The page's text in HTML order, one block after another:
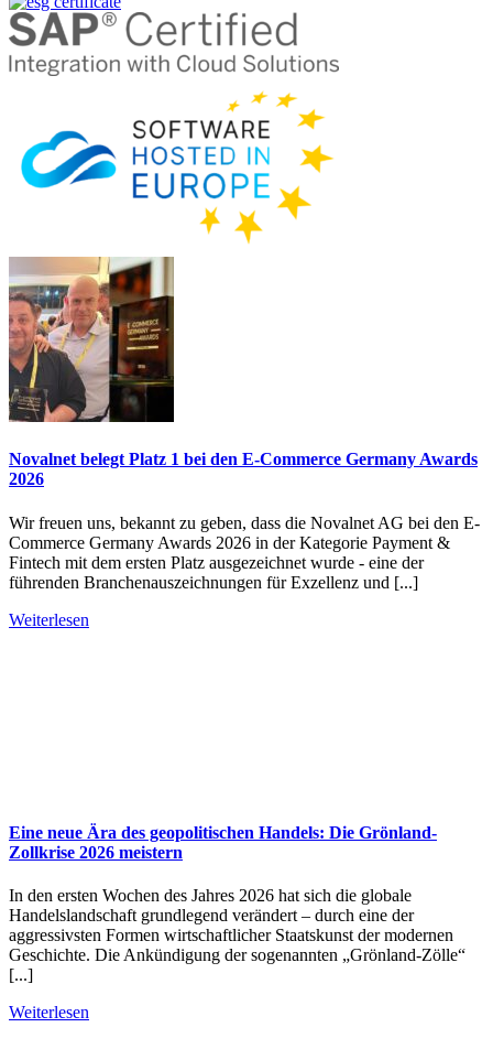
Novalnet belegt Platz 1 bei den E-Commerce Germany Awards
2026
Wir freuen uns, bekannt zu geben, dass die Novalnet AG bei den E-
Commerce Germany Awards 2026 in der Kategorie Payment &
Fintech mit dem ersten Platz ausgezeichnet wurde - eine der
führenden Branchenauszeichnungen für Exzellenz und [...]
Weiterlesen
Eine neue Ära des geopolitischen Handels: Die Grönland-
Zollkrise 2026 meistern
In den ersten Wochen des Jahres 2026 hat sich die globale
Handelslandschaft grundlegend verändert – durch eine der
aggressivsten Formen wirtschaftlicher Staatskunst der modernen
Geschichte. Die Ankündigung der sogenannten „Grönland-Zölle“
[...]
Weiterlesen